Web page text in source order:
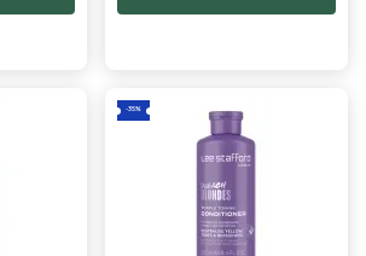
-35%